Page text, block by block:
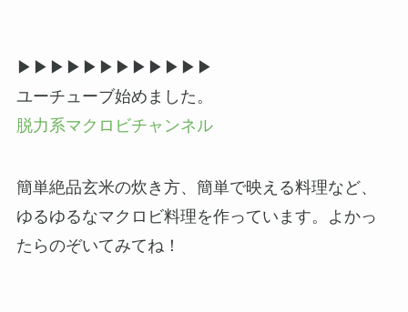
▶▶▶▶▶▶▶▶▶▶▶▶
ユーチューブ始めました。
脱力系マクロビチャンネル
簡単絶品玄米の炊き方、簡単で映える料理など、
ゆるゆるなマクロビ料理を作っています。よかっ
たらのぞいてみてね！